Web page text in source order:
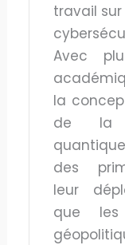
travail
Avec
la
de la
des
leur
que les